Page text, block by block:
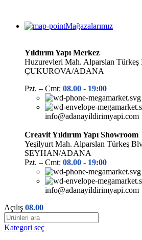
Mağazalarımız
Yıldırım Yapı Merkez
Huzurevleri Mah. Alparslan
ÇUKUROVA/ADANA
Pzt. – Cmt: 08.00 - 19:00
info@adanayildirimyapi.com
Creavit Yıldırım Yapı Showroom
Yeşilyurt Mah. Alparslan Türkeş
SEYHAN/ADANA
Pzt. – Cmt: 08.00 - 19:00
info@adanayildirimyapi.com
Açılış 08.00
Kategori seç